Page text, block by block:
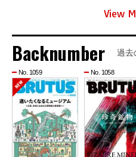
View
Backnumber 過去
No. 1059 No. 1058